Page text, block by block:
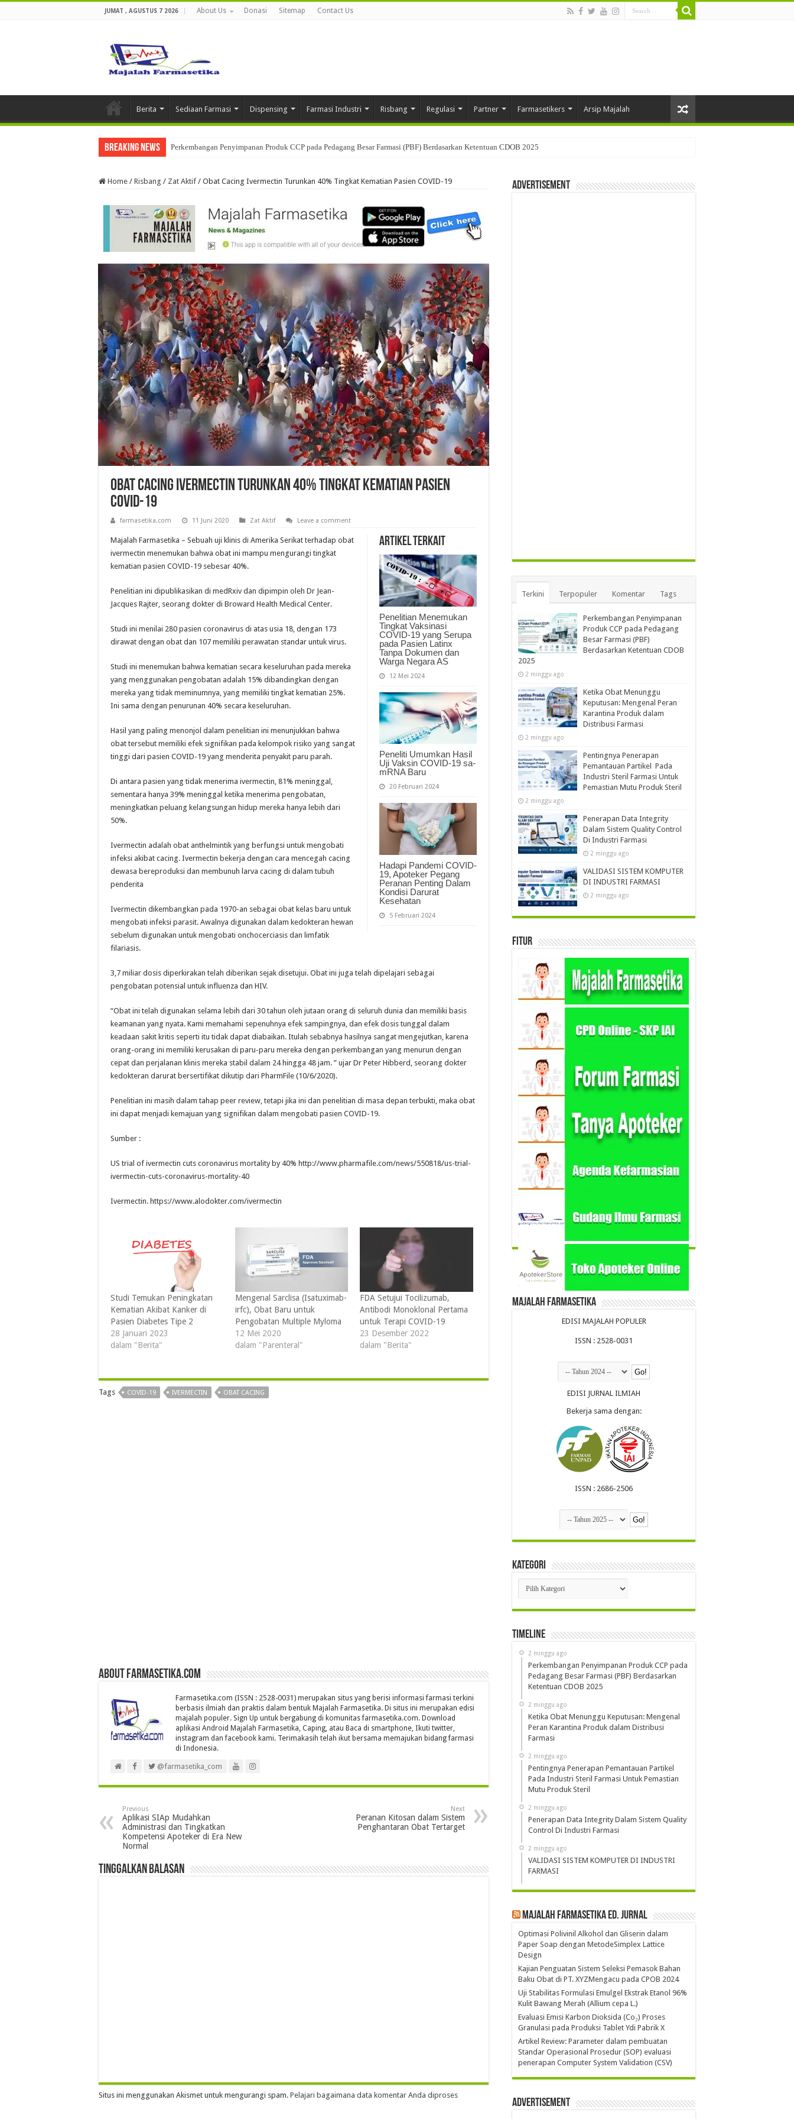
JUMAT , AGUSTUS 7 2026 About Us Donasi Sitemap Contact Us
Berita Sediaan Farmasi Dispensing Farmasi Industri Risbang Regulasi Partner Farmasetikers Arsip Majalah
Breaking News Perkembangan Penyimpanan Produk CCP pada Pedagang Besar Farmasi (PBF) Berdasarkan Ketentuan CDOB 2025
Home / Risbang / Zat Aktif / Obat Cacing Ivermectin Turunkan 40% Tingkat Kematian Pasien COVID-19
Obat Cacing Ivermectin Turunkan 40% Tingkat Kematian Pasien
COVID-19
farmasetika.com 11 Juni 2020 Zat Aktif Leave a comment
Artikel Terkait
Penelitian Menemukan
Tingkat Vaksinasi
COVID-19 yang Serupa
pada Pasien Latinx
Tanpa Dokumen dan
Warga Negara AS
12 Mei 2024
Peneliti Umumkan Hasil
Uji Vaksin COVID-19 sa-
mRNA Baru
20 Februari 2024
Hadapi Pandemi COVID-
19, Apoteker Pegang
Peranan Penting Dalam
Kondisi Darurat
Kesehatan
5 Februari 2024
Majalah Farmasetika – Sebuah uji klinis di Amerika Serikat terhadap obat
ivermectin menemukan bahwa obat ini mampu mengurangi tingkat
kematian pasien COVID-19 sebesar 40%.
Penelitian ini dipublikasikan di medRxiv dan dipimpin oleh Dr Jean-
Jacques Rajter, seorang dokter di Broward Health Medical Center.
Studi ini menilai 280 pasien coronavirus di atas usia 18, dengan 173
dirawat dengan obat dan 107 memiliki perawatan standar untuk virus.
Studi ini menemukan bahwa kematian secara keseluruhan pada mereka
yang menggunakan pengobatan adalah 15% dibandingkan dengan
mereka yang tidak meminumnya, yang memiliki tingkat kematian 25%.
Ini sama dengan penurunan 40% secara keseluruhan.
Hasil yang paling menonjol dalam penelitian ini menunjukkan bahwa
obat tersebut memiliki efek signifikan pada kelompok risiko yang sangat
tinggi dari pasien COVID-19 yang menderita penyakit paru parah.
Di antara pasien yang tidak menerima ivermectin, 81% meninggal,
sementara hanya 39% meninggal ketika menerima pengobatan,
meningkatkan peluang kelangsungan hidup mereka hanya lebih dari
50%.
Ivermectin adalah obat anthelmintik yang berfungsi untuk mengobati
infeksi akibat cacing. Ivermectin bekerja dengan cara mencegah cacing
dewasa bereproduksi dan membunuh larva cacing di dalam tubuh
penderita
Ivermectin dikembangkan pada 1970-an sebagai obat kelas baru untuk
mengobati infeksi parasit. Awalnya digunakan dalam kedokteran hewan
sebelum digunakan untuk mengobati onchocerciasis dan limfatik
filariasis.
3,7 miliar dosis diperkirakan telah diberikan sejak disetujui. Obat ini juga telah dipelajari sebagai
pengobatan potensial untuk influenza dan HIV.
“Obat ini telah digunakan selama lebih dari 30 tahun oleh jutaan orang di seluruh dunia dan memiliki basis
keamanan yang nyata. Kami memahami sepenuhnya efek sampingnya, dan efek dosis tunggal dalam
keadaan sakit kritis seperti itu tidak dapat diabaikan. Itulah sebabnya hasilnya sangat mengejutkan, karena
orang-orang ini memiliki kerusakan di paru-paru mereka dengan perkembangan yang menurun dengan
cepat dan perjalanan klinis mereka stabil dalam 24 hingga 48 jam. ” ujar Dr Peter Hibberd, seorang dokter
kedokteran darurat bersertifikat dikutip dari PharmFile (10/6/2020).
Penelitian ini masih dalam tahap peer review, tetapi jika ini dan penelitian di masa depan terbukti, maka obat
ini dapat menjadi kemajuan yang signifikan dalam mengobati pasien COVID-19.
Sumber :
US trial of ivermectin cuts coronavirus mortality by 40% http://www.pharmafile.com/news/550818/us-trial-
ivermectin-cuts-coronavirus-mortality-40
Ivermectin. https://www.alodokter.com/ivermectin
Studi Temukan Peningkatan
Kematian Akibat Kanker di
Pasien Diabetes Tipe 2
28 Januari 2023
dalam "Berita"
Mengenal Sarclisa (Isatuximab-
irfc), Obat Baru untuk
Pengobatan Multiple Myloma
12 Mei 2020
dalam "Parenteral"
FDA Setujui Tocilizumab,
Antibodi Monoklonal Pertama
untuk Terapi COVID-19
23 Desember 2022
dalam "Berita"
Tags COVID-19 IVERMECTIN OBAT CACING
About farmasetika.com
Farmasetika.com (ISSN : 2528-0031) merupakan situs yang berisi informasi farmasi terkini
berbasis ilmiah dan praktis dalam bentuk Majalah Farmasetika. Di situs ini merupakan edisi
majalah populer. Sign Up untuk bergabung di komunitas farmasetika.com. Download
aplikasi Android Majalah Farmasetika, Caping, atau Baca di smartphone, Ikuti twitter,
instagram dan facebook kami. Terimakasih telah ikut bersama memajukan bidang farmasi
di Indonesia.
@farmasetika_com
Previous
Aplikasi SIAp Mudahkan
Administrasi dan Tingkatkan
Kompetensi Apoteker di Era New
Normal
Next
Peranan Kitosan dalam Sistem
Penghantaran Obat Tertarget
Tinggalkan Balasan
Situs ini menggunakan Akismet untuk mengurangi spam. Pelajari bagaimana data komentar Anda diproses
Advertisement
Terkini Terpopuler Komentar Tags
Perkembangan Penyimpanan
Produk CCP pada Pedagang
Besar Farmasi (PBF)
Berdasarkan Ketentuan CDOB
2025
2 minggu ago
Ketika Obat Menunggu
Keputusan: Mengenal Peran
Karantina Produk dalam
Distribusi Farmasi
2 minggu ago
Pentingnya Penerapan
Pemantauan Partikel Pada
Industri Steril Farmasi Untuk
Pemastian Mutu Produk Steril
2 minggu ago
Penerapan Data Integrity
Dalam Sistem Quality Control
Di Industri Farmasi
2 minggu ago
VALIDASI SISTEM KOMPUTER
DI INDUSTRI FARMASI
2 minggu ago
Fitur
Majalah Farmasetika
EDISI MAJALAH POPULER
ISSN : 2528-0031
EDISI JURNAL ILMIAH
Bekerja sama dengan:
ISSN : 2686-2506
Kategori
Kategori
Timeline
2 minggu ago
Perkembangan Penyimpanan Produk CCP pada
Pedagang Besar Farmasi (PBF) Berdasarkan
Ketentuan CDOB 2025
2 minggu ago
Ketika Obat Menunggu Keputusan: Mengenal
Peran Karantina Produk dalam Distribusi
Farmasi
2 minggu ago
Pentingnya Penerapan Pemantauan Partikel
Pada Industri Steril Farmasi Untuk Pemastian
Mutu Produk Steril
2 minggu ago
Penerapan Data Integrity Dalam Sistem Quality
Control Di Industri Farmasi
2 minggu ago
VALIDASI SISTEM KOMPUTER DI INDUSTRI
FARMASI
Majalah Farmasetika Ed. Jurnal
Optimasi Polivinil Alkohol dan Gliserin dalam
Paper Soap dengan MetodeSimplex Lattice
Design
Kajian Penguatan Sistem Seleksi Pemasok Bahan
Baku Obat di PT. XYZMengacu pada CPOB 2024
Uji Stabilitas Formulasi Emulgel Ekstrak Etanol 96%
Kulit Bawang Merah (Allium cepa L.)
Evaluasi Emisi Karbon Dioksida (Co₂) Proses
Granulasi pada Produksi Tablet Ydi Pabrik X
Artikel Review: Parameter dalam pembuatan
Standar Operasional Prosedur (SOP) evaluasi
penerapan Computer System Validation (CSV)
Advertisement